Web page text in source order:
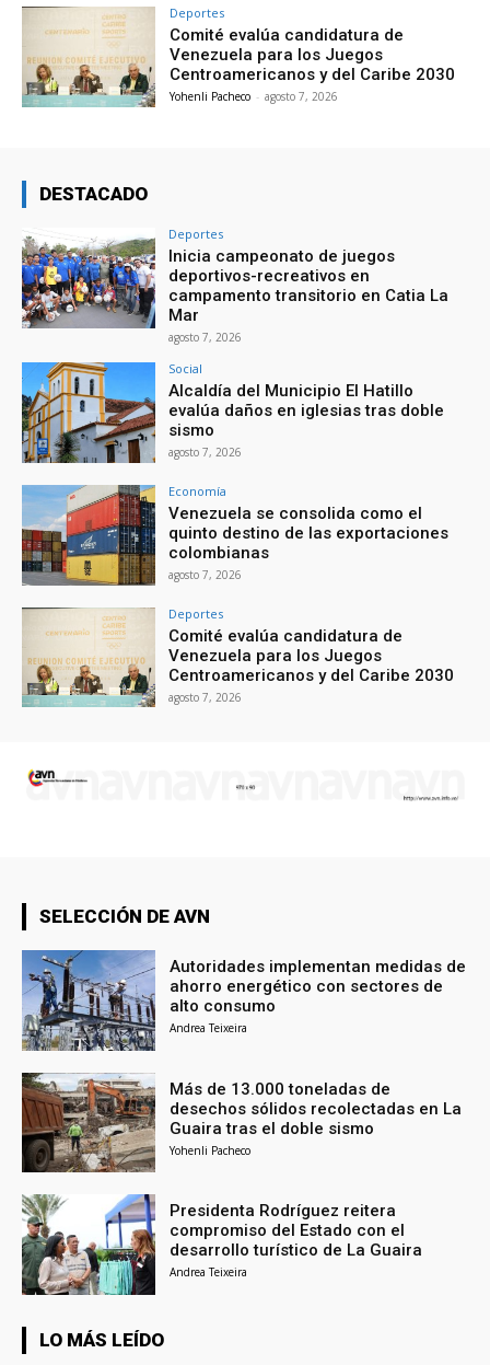
Deportes
Comité evalúa candidatura de
Venezuela para los Juegos
Centroamericanos y del Caribe 2030
Yohenli Pacheco - agosto 7, 2026
DESTACADO
Deportes
Inicia campeonato de juegos
deportivos-recreativos en
campamento transitorio en Catia La
Mar
agosto 7, 2026
Social
Alcaldía del Municipio El Hatillo
evalúa daños en iglesias tras doble
sismo
agosto 7, 2026
Economía
Venezuela se consolida como el
quinto destino de las exportaciones
colombianas
agosto 7, 2026
Deportes
Comité evalúa candidatura de
Venezuela para los Juegos
Centroamericanos y del Caribe 2030
agosto 7, 2026
SELECCIÓN DE AVN
Autoridades implementan medidas de
ahorro energético con sectores de
alto consumo
Andrea Teixeira
Más de 13.000 toneladas de
desechos sólidos recolectadas en La
Guaira tras el doble sismo
Yohenli Pacheco
Presidenta Rodríguez reitera
compromiso del Estado con el
desarrollo turístico de La Guaira
Andrea Teixeira
LO MÁS LEÍDO